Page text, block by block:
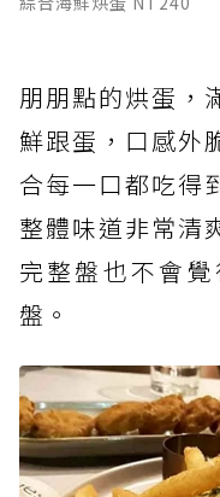
朋朋點的烘蛋，
鮮跟蛋，口感外
合每一口都吃得
整體味道非常清
完整盤也不會
盤。